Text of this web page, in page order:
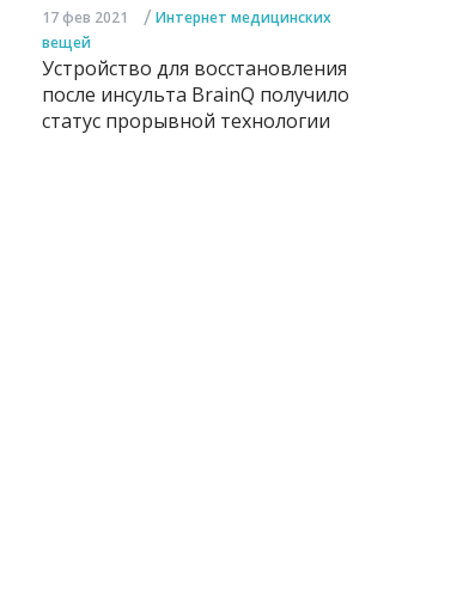
17 фев 2021 / Интернет медицинских
вещей
Устройство для восстановления
после инсульта BrainQ получило
статус прорывной технологии